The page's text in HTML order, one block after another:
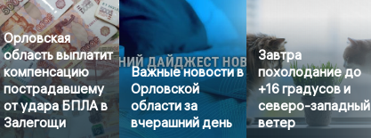
Орловская
область выплатит
компенсацию
пострадавшему
от удара БПЛА в
Залегощи
Важные новости в
Орловской
области за
вчерашний день
Завтра
похолодание до
+16 градусов и
северо-западный
ветер